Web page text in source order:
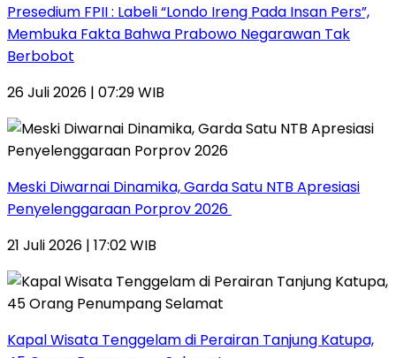
Presedium FPII : Labeli “Londo Ireng Pada Insan Pers”,
Membuka Fakta Bahwa Prabowo Negarawan Tak
Berbobot
26 Juli 2026 | 07:29 WIB
Meski Diwarnai Dinamika, Garda Satu NTB Apresiasi
Penyelenggaraan Porprov 2026 ‎
21 Juli 2026 | 17:02 WIB
Kapal Wisata Tenggelam di Perairan Tanjung Katupa,